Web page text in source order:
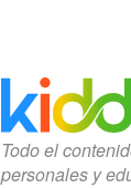
Todo el
personales y